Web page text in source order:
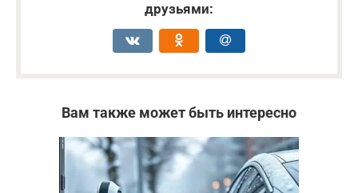
друзьями:
Вам также может быть интересно